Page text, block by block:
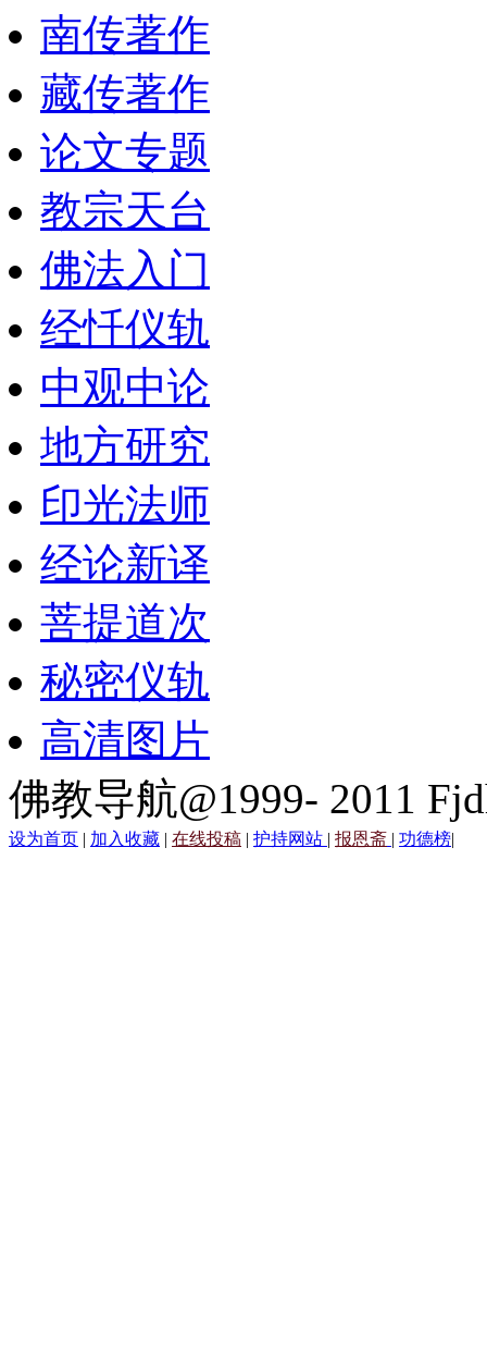
南传著作
藏传著作
论文专题
教宗天台
佛法入门
经忏仪轨
中观中论
地方研究
印光法师
经论新译
菩提道次
秘密仪轨
高清图片
佛教导航@1999- 2011
设为首页 | 加入收藏 | 在线投稿 | 护持网站 | 报恩斋 | 功德榜|